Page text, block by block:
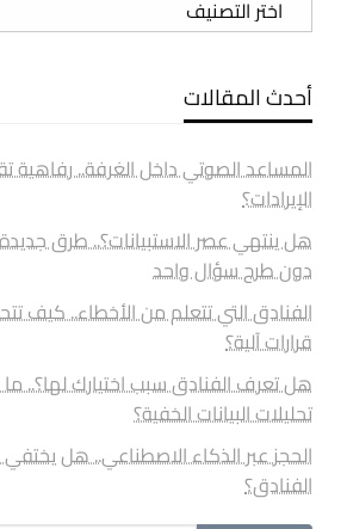
أحدث المقالات
المساعد الصوتي داخل الغرفة.. رفاهية
الإيرادات؟
هل ينتهي عصر الاستبيانات؟.. طرق
دون طرح سؤال واحد
الفنادق التي تتعلم من الأخطاء.. كيف
قرارات آلية؟
هل تعرف الفنادق سبب اختيارك لها؟..
تحليلات البيانات الخفية؟
الحجز عبر الذكاء الاصطناعي.. هل
الفنادق؟